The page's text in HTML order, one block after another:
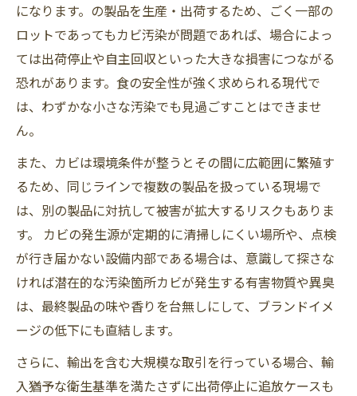
になります。の製品を生産・出荷するため、ごく一部の
ロットであってもカビ汚染が問題であれば、場合によっ
ては出荷停止や自主回収といった大きな損害につながる
恐れがあります。食の安全性が強く求められる現代で
は、わずかな小さな汚染でも見過ごすことはできませ
ん。
また、カビは環境条件が整うとその間に広範囲に繁殖す
るため、同じラインで複数の製品を扱っている現場で
は、別の製品に対抗して被害が拡大するリスクもありま
す。 カビの発生源が定期的に清掃しにくい場所や、点検
が行き届かない設備内部である場合は、意識して探さな
ければ潜在的な汚染箇所カビが発生する有害物質や異臭
は、最終製品の味や香りを台無しにして、ブランドイメ
ージの低下にも直結します。
さらに、輸出を含む大規模な取引を行っている場合、輸
入猶予な衛生基準を満たさずに出荷停止に追放ケースも